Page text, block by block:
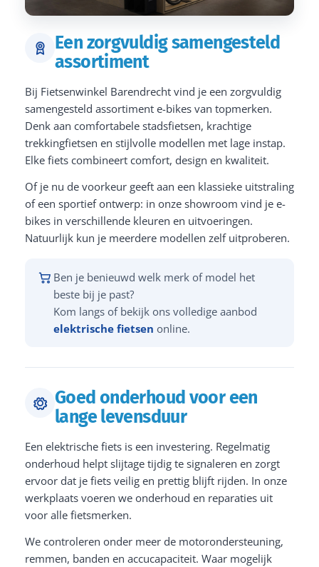
Een zorgvuldig samengesteld
assortiment
Bij Fietsenwinkel Barendrecht vind je een zorgvuldig
samengesteld assortiment e-bikes van topmerken.
Denk aan comfortabele stadsfietsen, krachtige
trekkingfietsen en stijlvolle modellen met lage instap.
Elke fiets combineert comfort, design en kwaliteit.
Of je nu de voorkeur geeft aan een klassieke uitstraling
of een sportief ontwerp: in onze showroom vind je e-
bikes in verschillende kleuren en uitvoeringen.
Natuurlijk kun je meerdere modellen zelf uitproberen.
Ben je benieuwd welk merk of model het
beste bij je past?
Kom langs of bekijk ons volledige aanbod
elektrische fietsen online.
Goed onderhoud voor een
lange levensduur
Een elektrische fiets is een investering. Regelmatig
onderhoud helpt slijtage tijdig te signaleren en zorgt
ervoor dat je fiets veilig en prettig blijft rijden. In onze
werkplaats voeren we onderhoud en reparaties uit
voor alle fietsmerken.
We controleren onder meer de motorondersteuning,
remmen, banden en accucapaciteit. Waar mogelijk